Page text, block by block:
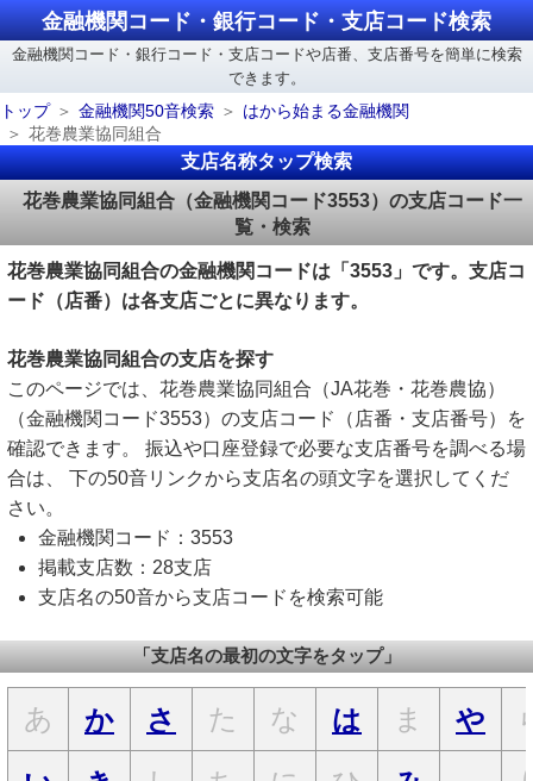
金融機関コード・銀行コード・支店コード検索
金融機関コード・銀行コード・支店コードや店番、支店番号を簡単に検索
できます。
トップ
金融機関50音検索
はから始まる金融機関
花巻農業協同組合
支店名称タップ検索
花巻農業協同組合（金融機関コード3553）の支店コード一
覧・検索
花巻農業協同組合の金融機関コードは「3553」です。支店コ
ード（店番）は各支店ごとに異なります。
花巻農業協同組合の支店を探す
このページでは、花巻農業協同組合（JA花巻・花巻農協）
（金融機関コード3553）の支店コード（店番・支店番号）を
確認できます。 振込や口座登録で必要な支店番号を調べる場
合は、 下の50音リンクから支店名の頭文字を選択してくだ
さい。
金融機関コード：3553
掲載支店数：28支店
支店名の50音から支店コードを検索可能
「支店名の最初の文字をタップ」
あ か さ た な は ま や